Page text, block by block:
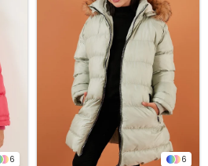
6 6